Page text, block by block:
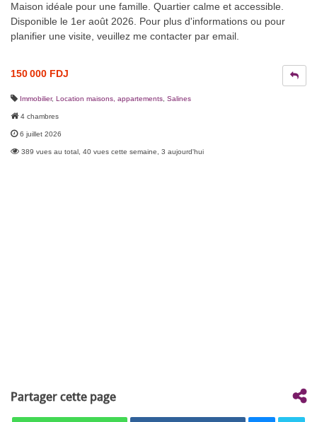
Maison idéale pour une famille. Quartier calme et accessible.
Disponible le 1er août 2026. Pour plus d'informations ou pour
planifier une visite, veuillez me contacter par email.
150 000 FDJ
Immobilier, Location maisons, appartements Salines
4 chambres
6 juillet 2026
389 vues au total, 40 vues cette semaine, 3 aujourd'hui
Partager cette page